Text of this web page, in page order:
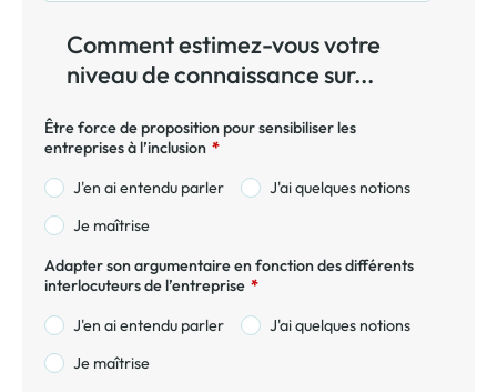
Comment estimez-vous votre
niveau de connaissance sur...
Être force de proposition pour sensibiliser les
entreprises à l’inclusion *
J'en ai entendu parler
J'ai quelques notions
Je maîtrise
Adapter son argumentaire en fonction des différents
interlocuteurs de l’entreprise *
J'en ai entendu parler
J'ai quelques notions
Je maîtrise